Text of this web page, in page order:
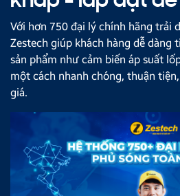
Với hơn 750 đại lý chính hãng trải
Zestech giúp khách hàng dễ dàng
sản phẩm như cảm biến áp suất
một cách nhanh chóng, thuận
giá.